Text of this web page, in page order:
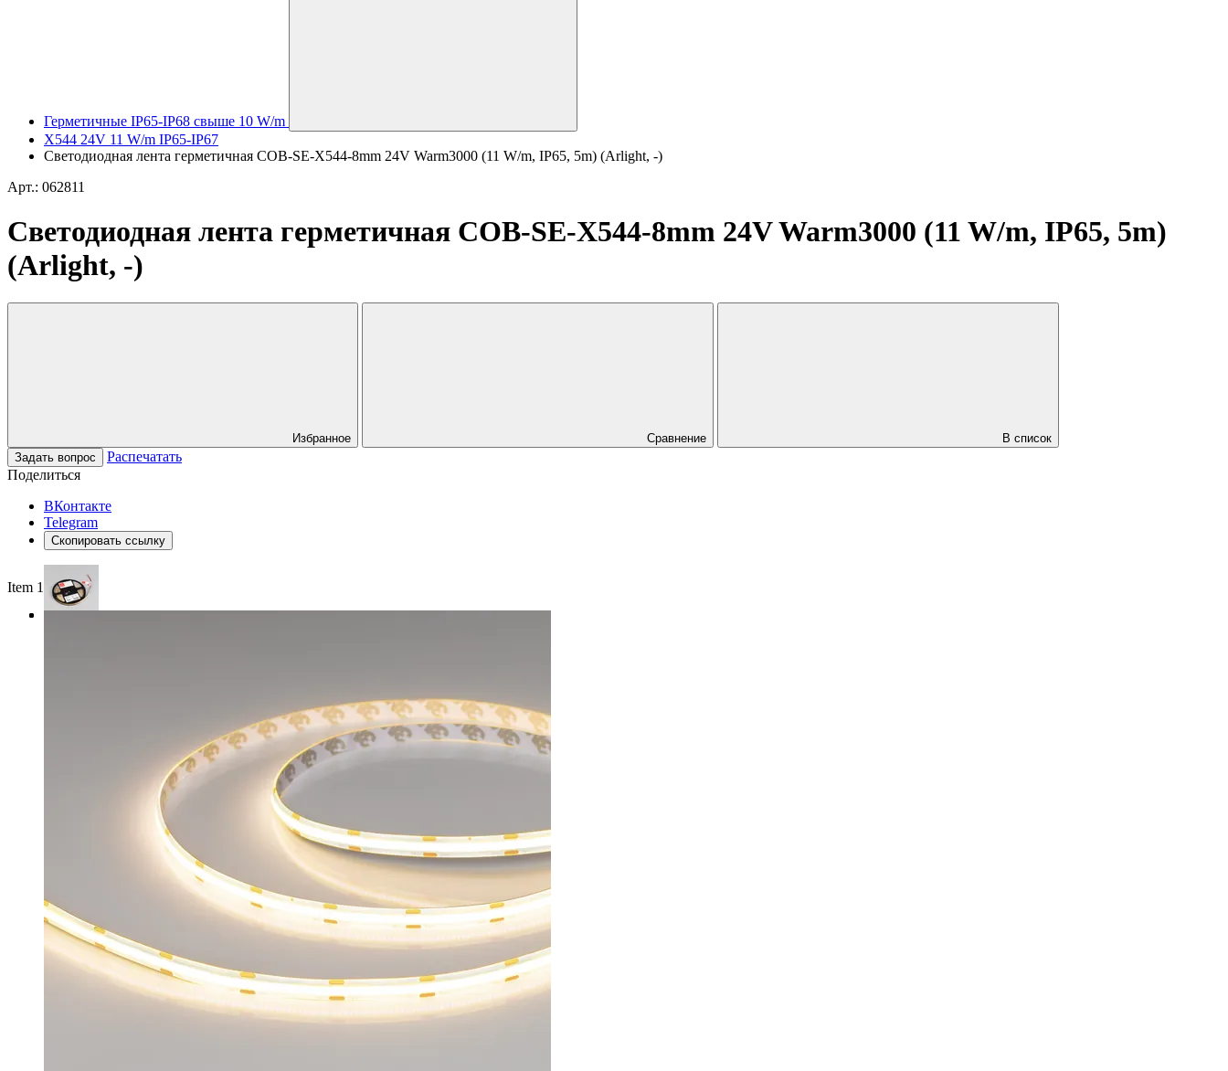
Герметичные IP65-IP68 свыше 10 W/m
X544 24V 11 W/m IP65-IP67
Светодиодная лента герметичная COB-SE-X544-8mm 24V Warm3000 (11 W/m, IP65, 5m) (Arlight, -)
Арт.: 062811
Светодиодная лента герметичная COB-SE-X544-8mm 24V Warm3000 (11 W/m, IP65, 5m)
(Arlight, -)
Избранное Сравнение
В список
Задать вопрос
Распечатать
Поделиться
ВКонтакте
Telegram
Скопировать ссылку
Item 1 of 3